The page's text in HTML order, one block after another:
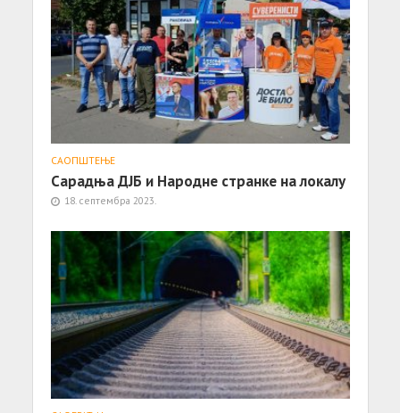
САОПШТЕЊE
Сарадња ДЈБ и Народне странке на локалу
18. септембра 2023.